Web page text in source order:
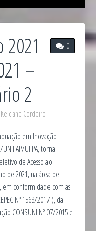
0
2021
–
2
Kelciane Cordeiro
em Inovação
UFPA, torna
de Acesso ao
de 2021, na área de
em conformidade com as
Nº 1563/2017 ), da
CONSUNI Nº 07/2015 e